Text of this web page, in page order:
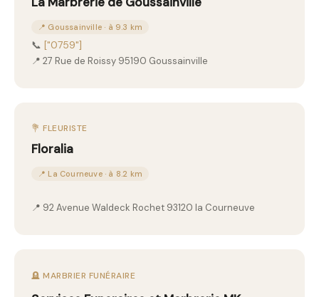
📍 Goussainville · à 9.3 km
📞 ["0759"]
📍 27 Rue de Roissy 95190 Goussainville
💐 FLEURISTE
Floralia
📍 La Courneuve · à 8.2 km
📍 92 Avenue Waldeck Rochet 93120 la Courneuve
🪦 MARBRIER FUNÉRAIRE